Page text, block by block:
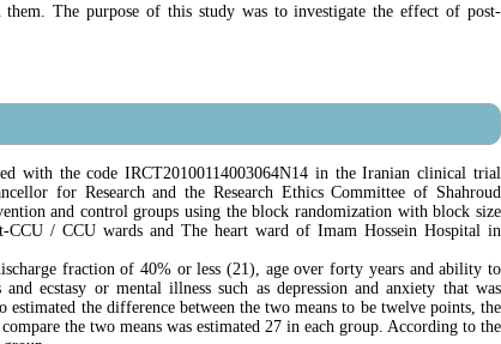
The purpose of this study was to investigate the effect of post-
with the code IRCT20100114003064N14 in the Iranian clinical trial
for Research and the Research Ethics Committee of Shahroud
and control groups using the block randomization with block size
/ CCU wards and The heart ward of Imam Hossein Hospital in
fraction of 40% or less (21), age over forty years and ability to
ecstasy or mental illness such as depression and anxiety that was
estimated the difference between the two means to be twelve points, the
the two means was estimated 27 in each group. According to the